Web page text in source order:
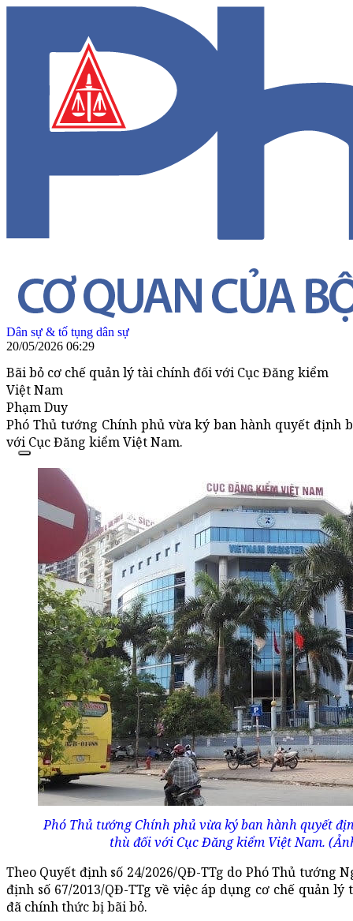
Dân sự & tố tụng dân sự
20/05/2026 06:29
Bãi bỏ cơ chế quản lý tài chính đối với Cục Đăng kiểm
Việt Nam
Phạm Duy
Phó Thủ tướng Chính phủ vừa ký ban hành quyết định
với Cục Đăng kiểm Việt Nam.
Phó Thủ tướng Chính phủ vừa ký ban hành quyết
thù đối với Cục Đăng kiểm Việt Nam.
Theo Quyết định số 24/2026/QĐ-TTg do Phó Thủ tướng
định số 67/2013/QĐ-TTg về việc áp dụng cơ chế quản
đã chính thức bị bãi bỏ.